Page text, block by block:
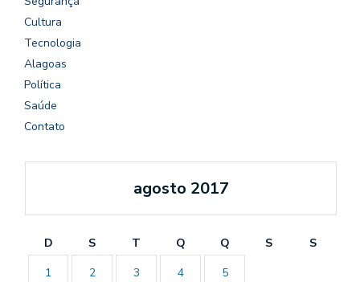
Cultura
Tecnologia
Alagoas
Política
Saúde
Contato
agosto 2017
D S T Q Q S
S
1
2 3 4 5